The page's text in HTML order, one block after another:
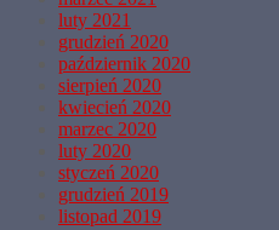
luty 2021
grudzień 2020
październik 2020
sierpień 2020
kwiecień 2020
marzec 2020
luty 2020
styczeń 2020
grudzień 2019
listopad 2019